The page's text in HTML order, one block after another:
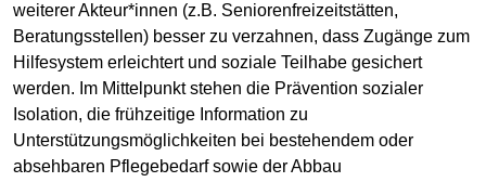
weiterer Akteur*innen (z.B. Seniorenfreizeitstätten,
Beratungsstellen) besser zu verzahnen, dass Zugänge zum
Hilfesystem erleichtert und soziale Teilhabe gesichert
werden. Im Mittelpunkt stehen die Prävention sozialer
Isolation, die frühzeitige Information zu
Unterstützungsmöglichkeiten bei bestehendem oder
absehbaren Pflegebedarf sowie der Abbau